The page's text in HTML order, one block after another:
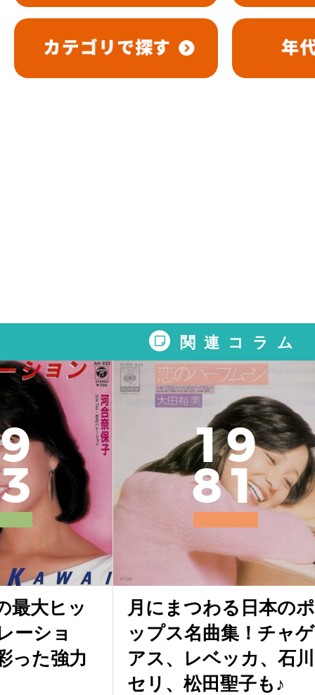
関連コラム
9
3
最大ヒッ
ーショ
った強力
19
81
月にまつわる日本のポ
ップス名曲集！チャゲ
アス、レベッカ、石川
セリ、松田聖子も♪